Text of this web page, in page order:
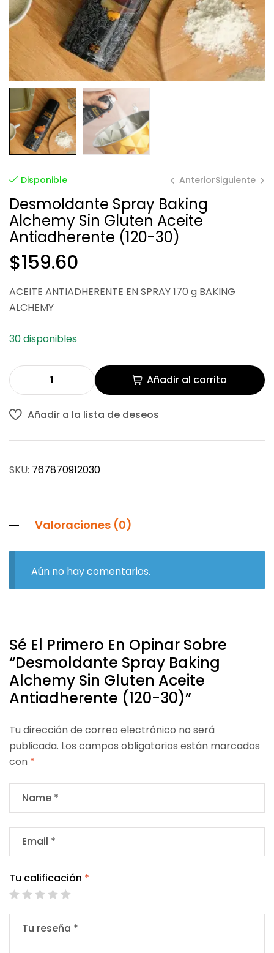
Disponible Anterior
$45.68
Siguiente
$113.20
Desmoldante Spray Baking
Alchemy Sin Gluten Aceite
Antiadherente (120-30)
$159.60
ACEITE ANTIADHERENTE EN SPRAY 170 g BAKING
ALCHEMY
30 disponibles
Añadir al carrito
Añadir a la lista de deseos
SKU: 767870912030
Valoraciones (0)
Aún no hay comentarios.
Sé El Primero En Opinar Sobre
“Desmoldante Spray Baking
Alchemy Sin Gluten Aceite
Antiadherente (120-30)”
Tu dirección de correo electrónico no será
publicada. Los campos obligatorios están marcados
con *
Tu calificación *